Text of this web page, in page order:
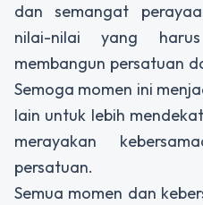
dan semangat
nilai-nilai yang
membangun persatuan
Semoga momen ini
lain untuk lebih
merayakan
persatuan.
Semua momen dan